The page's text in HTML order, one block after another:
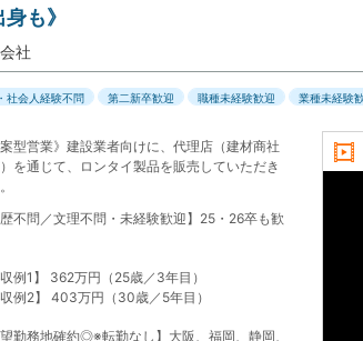
も》
社
社会人経験不問 第二新卒歓迎 職種未経験歓迎 業種未経験
案型営業》建設業者向けに、代理店（建材商社
を通じて、ロンタイ製品を販売していただき
歴不問／文理不問・未経験歓迎】25・26卒も歓
例1】
362万円（25歳／3年目）
例2】
403万円（30歳／5年目）
望勤務地確約◎※転勤なし】大阪、福岡、静岡、